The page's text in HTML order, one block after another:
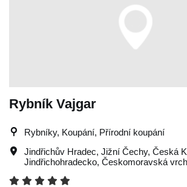
Rybník Vajgar
Rybníky, Koupání, Přírodní koupání
Jindřichův Hradec, Jižní Čechy, Česká
Jindřichohradecko, Českomoravská